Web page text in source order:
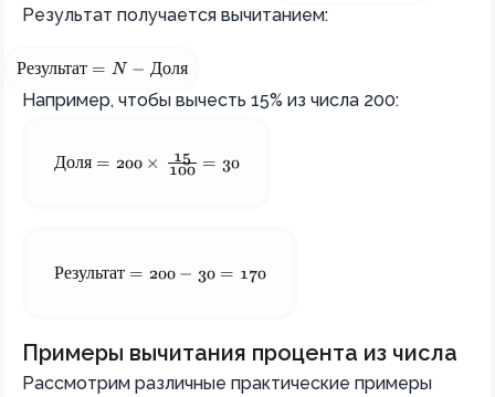
Результат получается вычитанием:
\text{Результат} = N - \text{Доля}
Результат = N − Доля
Например, чтобы вычесть 15% из числа 200:
\text{Доля} = 200 × \frac{15}{100} = 30
Доля = 200 × 100
15 = 30
\text{Результат} = 200 - 30 = 170
Результат = 200 − 30 = 170
Примеры вычитания процента из числа
Рассмотрим различные практические примеры